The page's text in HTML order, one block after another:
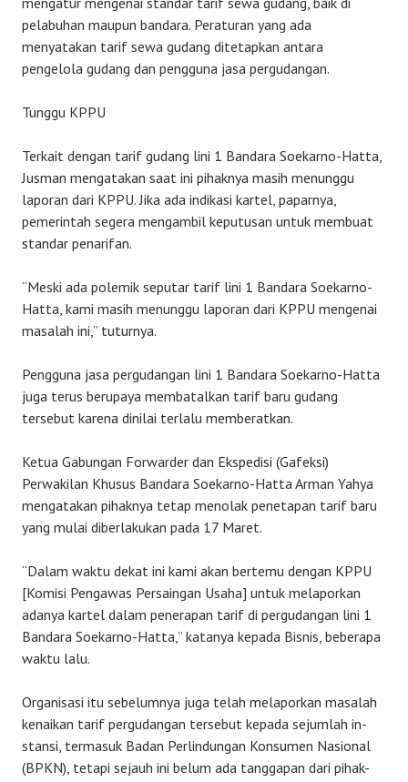
pelabuhan maupun bandara. Peraturan yang ada
menyatakan tarif sewa gudang ditetapkan antara
pengelola gudang dan pengguna jasa pergudangan.
Tunggu KPPU
Terkait dengan tarif gudang lini 1 Bandara Soekarno-Hatta,
Jusman mengatakan saat ini pihaknya masih menunggu
laporan dari KPPU. Jika ada indikasi kartel, paparnya,
pemerintah segera mengambil keputusan untuk membuat
standar penarifan.
“Meski ada polemik seputar tarif lini 1 Bandara Soekarno-
Hatta, kami masih menunggu laporan dari KPPU mengenai
masalah ini,” tuturnya.
Pengguna jasa pergudangan lini 1 Bandara Soekarno-Hatta
juga terus berupaya membatalkan tarif baru gudang
tersebut karena dinilai terlalu memberatkan.
Ketua Gabungan Forwarder dan Ekspedisi (Gafeksi)
Perwakilan Khusus Bandara Soekarno-Hatta Arman Yahya
mengatakan pihaknya tetap menolak penetapan tarif baru
yang mulai diberlakukan pada 17 Maret.
“Dalam waktu dekat ini kami akan bertemu dengan KPPU
[Komisi Pengawas Persaingan Usaha] untuk melaporkan
adanya kartel dalam penerapan tarif di pergudangan lini 1
Bandara Soekarno-Hatta,” katanya kepada Bisnis, beberapa
waktu lalu.
Organisasi itu sebelumnya juga telah melaporkan masalah
kenaikan tarif pergudangan tersebut kepada sejumlah in-
stansi, termasuk Badan Perlindungan Konsumen Nasional
(BPKN), tetapi sejauh ini belum ada tanggapan dari pihak-